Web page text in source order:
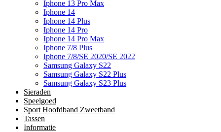
Iphone 13 Pro Max
Iphone 14
Iphone 14 Plus
Iphone 14 Pro
Iphone 14 Pro Max
Iphone 7/8 Plus
Iphone 7/8/SE 2020/SE 2022
Samsung Galaxy S22
Samsung Galaxy S22 Plus
Samsung Galaxy S23 Plus
Sieraden
Speelgoed
Sport Hoofdband Zweetband
Tassen
Informatie